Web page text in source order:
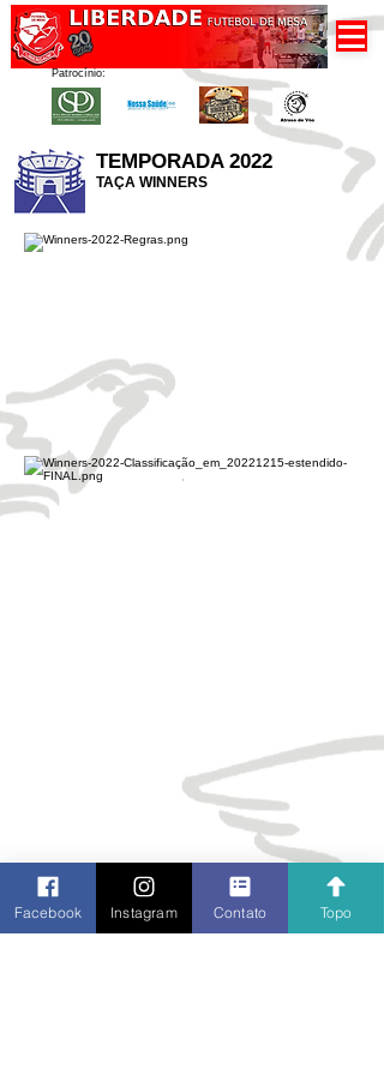
Patrocínio:
TEMPORADA 2022
TAÇA WINNERS
Facebook Instagram Contato Topo